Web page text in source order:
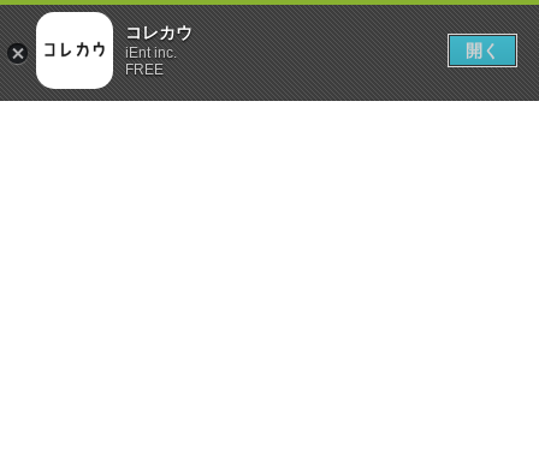
コレカウ
iEnt inc.
FREE
開く